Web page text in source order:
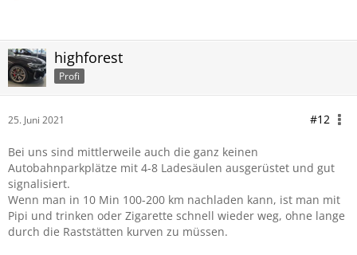
highforest
Profi
25. Juni 2021 #12
Bei uns sind mittlerweile auch die ganz keinen
Autobahnparkplätze mit 4-8 Ladesäulen ausgerüstet und gut
signalisiert.
Wenn man in 10 Min 100-200 km nachladen kann, ist man mit
Pipi und trinken oder Zigarette schnell wieder weg, ohne lange
durch die Raststätten kurven zu müssen.